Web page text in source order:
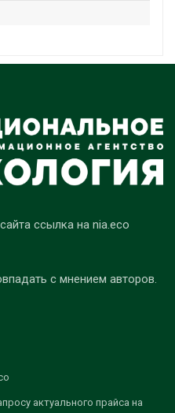
ссылка на nia.eco
с мнением авторов.
актуального прайса на